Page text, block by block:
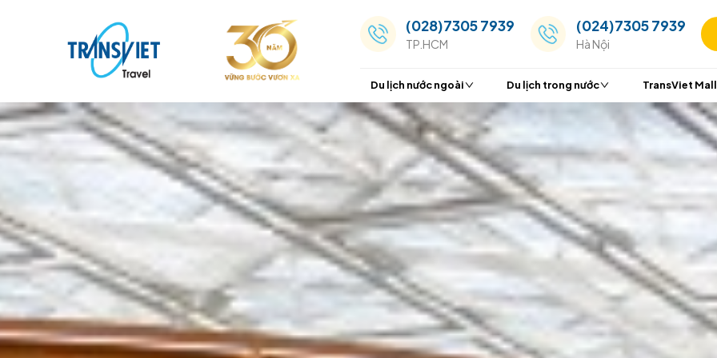
(028)7305 7939
Hà Nội
Du lịch nước ngoài Du lịch trong nước